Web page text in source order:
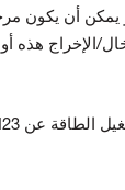
يمكن أن يكون
الإخراج هذه